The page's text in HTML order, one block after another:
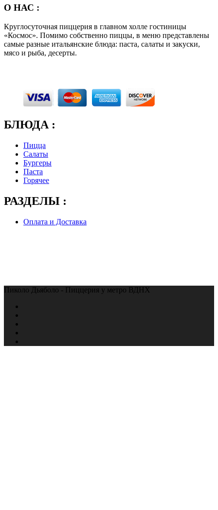
О НАС :
Круглосуточная пиццерия в главном холле гостиницы
«Космос». Помимо собственно пиццы, в меню представлены
самые разные итальянские блюда: паста, салаты и закуски,
мясо и рыба, десерты.
БЛЮДА :
Пицца
Салаты
Бургеры
Паста
Горячее
РАЗДЕЛЫ :
Оплата и Доставка
Пиколо Дьяболо - Пиццерия у метро ВДНХ